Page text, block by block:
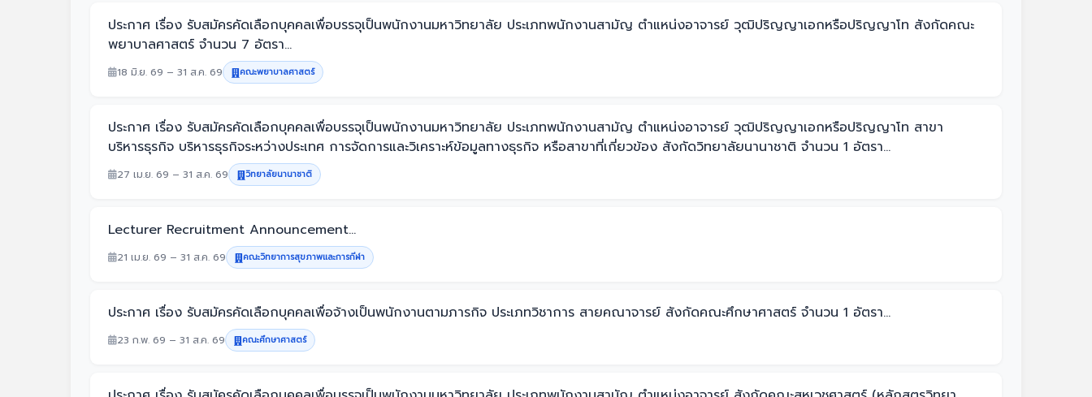
ประกาศ เรื่อง รับสมัครคัดเลือกบุคคลเพื่อบรรจุเป็นพนักงานมหาวิทยาลัย ประเภทพนักงานสามัญ ตำแหน่งอาจารย์ วุฒิปริญญาเอกหรือปริญญาโท สังกัดคณะ
พยาบาลศาสตร์ จำนวน 7 อัตรา...
18 มิ.ย. 69 – 31 ส.ค. 69 คณะพยาบาลศาสตร์
ประกาศ เรื่อง รับสมัครคัดเลือกบุคคลเพื่อบรรจุเป็นพนักงานมหาวิทยาลัย ประเภทพนักงานสามัญ ตำแหน่งอาจารย์ วุฒิปริญญาเอกหรือปริญญาโท สาขา
บริหารธุรกิจ บริหารธุรกิจระหว่างประเทศ การจัดการและวิเคราะห์ข้อมูลทางธุรกิจ หรือสาขาที่เกี่ยวข้อง สังกัดวิทยาลัยนานาชาติ จำนวน 1 อัตรา...
27 เม.ย. 69 – 31 ส.ค. 69 วิทยาลัยนานาชาติ
Lecturer Recruitment Announcement...
21 เม.ย. 69 – 31 ส.ค. 69 คณะวิทยาการสุขภาพและการกีฬา
ประกาศ เรื่อง รับสมัครคัดเลือกบุคคลเพื่อจ้างเป็นพนักงานตามภารกิจ ประเภทวิชาการ สายคณาจารย์ สังกัดคณะศึกษาศาสตร์ จำนวน 1 อัตรา...
23 ก.พ. 69 – 31 ส.ค. 69 คณะศึกษาศาสตร์